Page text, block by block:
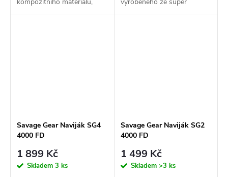
který nabízí pevnost, nízkou
pevného grafitového
Savage Gear Naviják SG4
4000 FD
1 899 Kč
Skladem 3 ks
Savage Gear Naviják SG2
4000 FD
1 499 Kč
Skladem >3 ks